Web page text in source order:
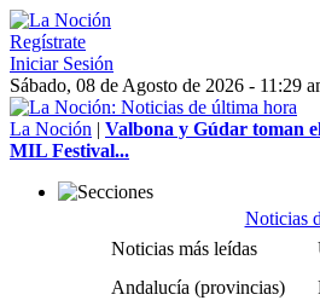
Regístrate
Iniciar Sesión
Sábado, 08 de Agosto de 2026 - 11:29
La Noción | Valbona y Gúdar toman
MIL Festival...
Noticias
Noticias más leídas
Andalucía (provincias)